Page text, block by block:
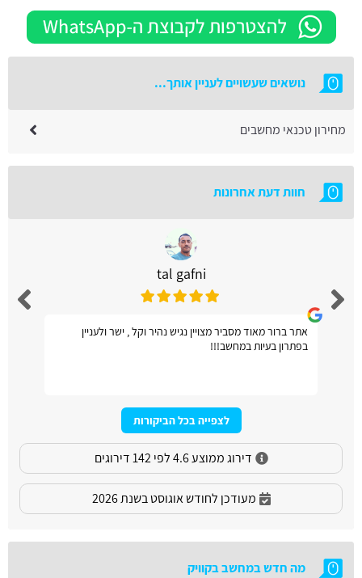
נושאים שעשויים לעניין אותך...
מחירון טכנאי מחשבים
חוות דעת אחרונות
tal gafni
אתר ברור מאוד מסביר מצויין נגיש נהיר וקל , ישר ולעניין
בפתרון בעיות במחשב!!!
לצפייה בכל הביקורות
דירוג ממוצע 4.6 לפי 142 דירוגים
מעודכן לחודש אוגוסט בשנת 2026
מה חדש במחשב בקוויק